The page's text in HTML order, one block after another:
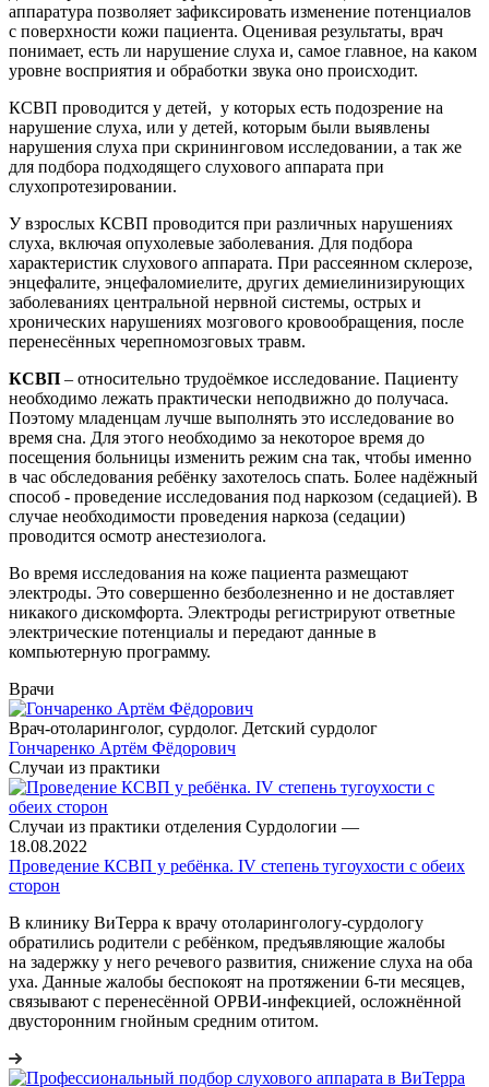
аппаратура позволяет зафиксировать изменение потенциалов
с поверхности кожи пациента. Оценивая результаты, врач
понимает, есть ли нарушение слуха и, самое главное, на каком
уровне восприятия и обработки звука оно происходит.
КСВП проводится у детей, у которых есть подозрение на
нарушение слуха, или у детей, которым были выявлены
нарушения слуха при скрининговом исследовании, а так же
для подбора подходящего слухового аппарата при
слухопротезировании.
У взрослых КСВП проводится при различных нарушениях
слуха, включая опухолевые заболевания. Для подбора
характеристик слухового аппарата. При рассеянном склерозе,
энцефалите, энцефаломиелите, других демиелинизирующих
заболеваниях центральной нервной системы, острых и
хронических нарушениях мозгового кровообращения, после
перенесённых черепномозговых травм.
КСВП – относительно трудоёмкое исследование. Пациенту
необходимо лежать практически неподвижно до получаса.
Поэтому младенцам лучше выполнять это исследование во
время сна. Для этого необходимо за некоторое время до
посещения больницы изменить режим сна так, чтобы именно
в час обследования ребёнку захотелось спать. Более надёжный
способ - проведение исследования под наркозом (седацией). В
случае необходимости проведения наркоза (седации)
проводится осмотр анестезиолога.
Во время исследования на коже пациента размещают
электроды. Это совершенно безболезненно и не доставляет
никакого дискомфорта. Электроды регистрируют ответные
электрические потенциалы и передают данные в
компьютерную программу.
Врачи
Врач-отоларинголог, сурдолог. Детский сурдолог
Гончаренко Артём Фёдорович
Случаи из практики
Случаи из практики отделения Сурдологии —
18.08.2022
Проведение КСВП у ребёнка. IV степень тугоухости с обеих
сторон
В клинику ВиТерра к врачу отоларингологу-сурдологу
обратились родители с ребёнком, предъявляющие жалобы
на задержку у него речевого развития, снижение слуха на оба
уха. Данные жалобы беспокоят на протяжении 6-ти месяцев,
связывают с перенесённой ОРВИ-инфекцией, осложнённой
двусторонним гнойным средним отитом.